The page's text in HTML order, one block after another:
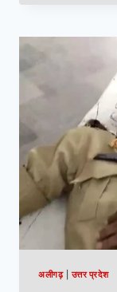
अलीगढ़|उत्तर प्रदेश